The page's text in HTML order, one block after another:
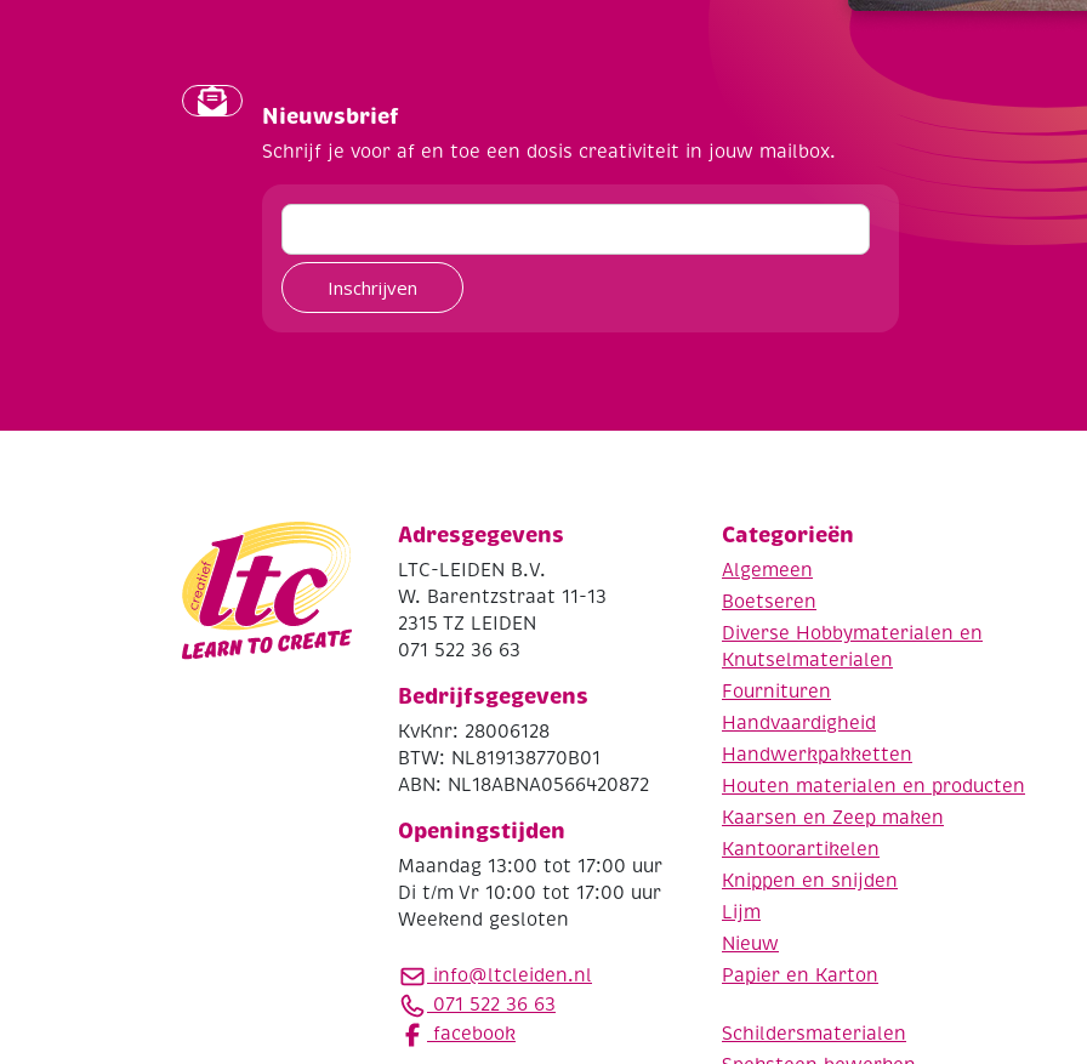
Nieuwsbrief
Schrijf je voor af en toe een dosis creativiteit in jouw mailbox.
Inschrijven
Adresgegevens
LTC-LEIDEN B.V.
W. Barentzstraat 11-13
2315 TZ LEIDEN
071 522 36 63
Bedrijfsgegevens
KvKnr: 28006128
BTW: NL819138770B01
ABN: NL18ABNA0566420872
Openingstijden
Maandag 13:00 tot 17:00 uur
Di t/m Vr 10:00 tot 17:00 uur
Weekend gesloten
info@ltcleiden.nl
071 522 36 63
facebook
Categorieën
Algemeen
Boetseren
Diverse Hobbymaterialen en
Knutselmaterialen
Fournituren
Handvaardigheid
Handwerkpakketten
Houten materialen en producten
Kaarsen en Zeep maken
Kantoorartikelen
Knippen en snijden
Lijm
Nieuw
Papier en Karton
Schildersmaterialen